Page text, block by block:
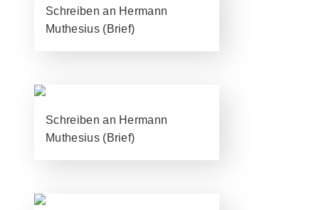
Schreiben an Hermann
Muthesius (Brief)
Schreiben an Hermann
Muthesius (Brief)